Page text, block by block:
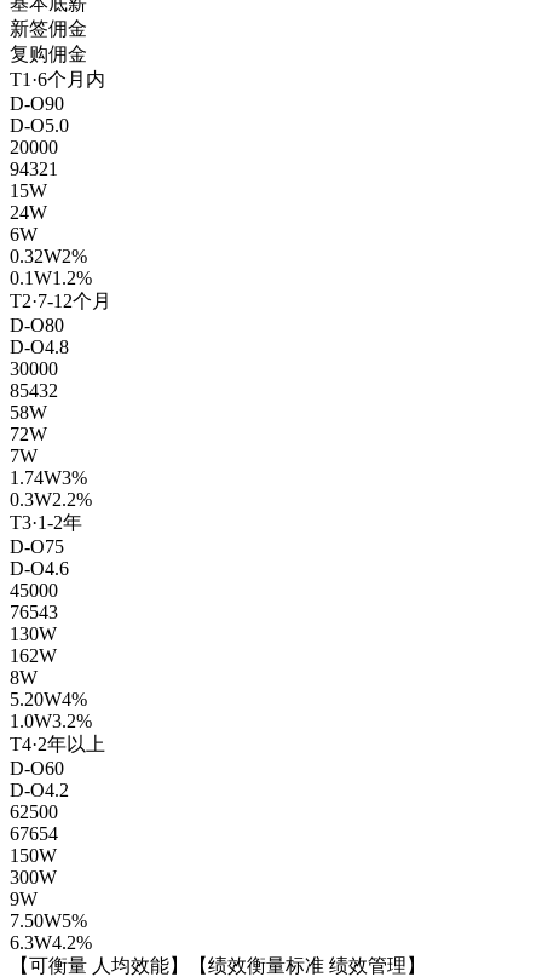
新签佣金
复购佣金
T1·6个月内
D-O90
D-O5.0
20000
94321
15W
24W
6W
0.32W2%
0.1W1.2%
T2·7-12个月
D-O80
D-O4.8
30000
85432
58W
72W
7W
1.74W3%
0.3W2.2%
T3·1-2年
D-O75
D-O4.6
45000
76543
130W
162W
8W
5.20W4%
1.0W3.2%
T4·2年以上
D-O60
D-O4.2
62500
67654
150W
300W
9W
7.50W5%
6.3W4.2%
【可衡量 人均效能】
【绩效衡量标准 绩效管理】